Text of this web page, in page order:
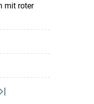
mit roter
zum